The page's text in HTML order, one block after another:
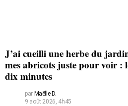
J’ai cueilli une herbe du
mes abricots juste pour voir :
dix minutes
par Maëlle D.
9 août 2026, 4h45